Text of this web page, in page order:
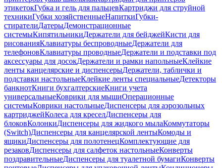
этикетокГубка и гель для пальцевКартриджи для струйной
техникиГубки хозяйственныеНапиткиГубки-
стирателиДатерыДемонстрационные
системыКипятильникиДержатели для бейджейКисти для
рисованияКлавиатуры беспроводныеДержатели для
телефоновКлавиатуры проводныеДержатели и подставки под
аксессуары для досокДержатели и рамки напольныеКлейкие
ленты канцелярские и диспенсерыДержатели, таблички и
подставки настольныеКлейкие ленты специальныеДетекторы
банкнотКниги бухгалтерскиеКниги учета
универсальныеКоврики для мышиОперационные
системыКоврики настольныеДиспенсеры для аэрозольных
картриджейКолеса для креселДиспенсеры для
блоковКолонкиДиспенсеры для жидкого мылаКоммутаторы
(Switch)Диспенсеры для канцелярской лентыКомоды и
ящикиДиспенсеры для полотенецКомплектующие для
резаковДиспенсеры для салфеток настольныеКонверты
поздравительныеДиспенсеры для туалетной бумагиКонверты